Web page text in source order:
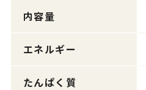
内容量
エネルギー
たんぱく質